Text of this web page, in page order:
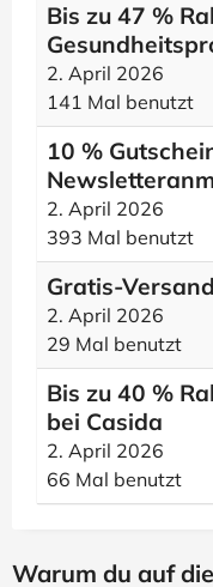
Bis zu 47 %
2. April 2026
141 Mal benutzt
10 %
2. April 2026
393 Mal benutzt
Gratis-
2. April 2026
29 Mal benutzt
Bis zu 40 %
bei Casida
2. April 2026
66 Mal benutzt
Warum du auf